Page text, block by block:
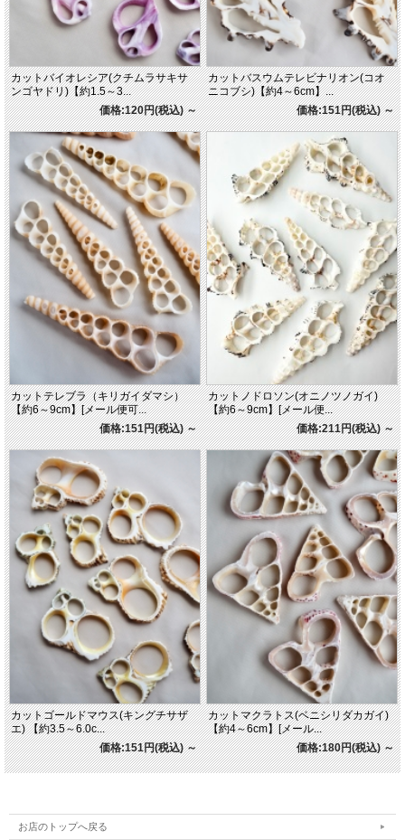
カットバイオレシア(クチムラサキサ
ンゴヤドリ)【約1.5～3...
価格:120円(税込)～
カットバスウムテレビナリオン(コオ
ニコブシ)【約4～6cm】...
価格:151円(税込)～
カットテレブラ（キリガイダマシ）
【約6～9cm】[メール便可...
価格:151円(税込)～
カットノドロソン(オニノツノガイ)
【約6～9cm】[メール便...
価格:211円(税込)～
カットゴールドマウス(キングチサザ
エ) 【約3.5～6.0c...
価格:151円(税込)～
カットマクラトス(ベニシリダカガイ)
【約4～6cm】[メール...
価格:180円(税込)～
お店のトップへ戻る